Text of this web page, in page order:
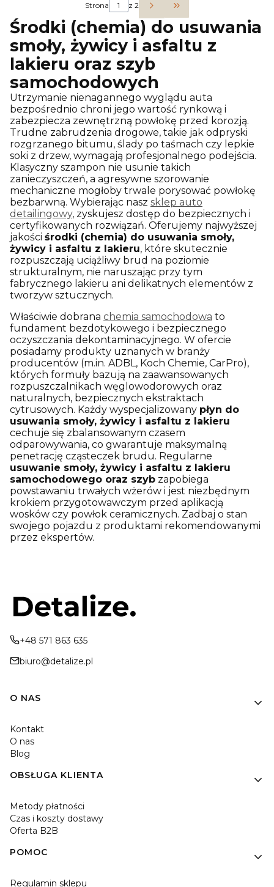
Strona z 2 Przejdź do ostatniej
Środki (chemia) do usuwania
smoły, żywicy i asfaltu z
lakieru oraz szyb
samochodowych
Utrzymanie nienagannego wyglądu auta
bezpośrednio chroni jego wartość rynkową i
zabezpiecza zewnętrzną powłokę przed korozją.
Trudne zabrudzenia drogowe, takie jak odpryski
rozgrzanego bitumu, ślady po taśmach czy lepkie
soki z drzew, wymagają profesjonalnego podejścia.
Klasyczny szampon nie usunie takich
zanieczyszczeń, a agresywne szorowanie
mechaniczne mogłoby trwale porysować powłokę
bezbarwną. Wybierając nasz sklep auto
detailingowy, zyskujesz dostęp do bezpiecznych i
certyfikowanych rozwiązań. Oferujemy najwyższej
jakości środki (chemia) do usuwania smoły,
żywicy i asfaltu z lakieru, które skutecznie
rozpuszczają uciążliwy brud na poziomie
strukturalnym, nie naruszając przy tym
fabrycznego lakieru ani delikatnych elementów z
tworzyw sztucznych.
Właściwie dobrana chemia samochodowa to
fundament bezdotykowego i bezpiecznego
oczyszczania dekontaminacyjnego. W ofercie
posiadamy produkty uznanych w branży
producentów (m.in. ADBL, Koch Chemie, CarPro),
których formuły bazują na zaawansowanych
rozpuszczalnikach węglowodorowych oraz
naturalnych, bezpiecznych ekstraktach
cytrusowych. Każdy wyspecjalizowany płyn do
usuwania smoły, żywicy i asfaltu z lakieru
cechuje się zbalansowanym czasem
odparowywania, co gwarantuje maksymalną
penetrację cząsteczek brudu. Regularne
usuwanie smoły, żywicy i asfaltu z lakieru
samochodowego oraz szyb zapobiega
powstawaniu trwałych wżerów i jest niezbędnym
krokiem przygotowawczym przed aplikacją
wosków czy powłok ceramicznych. Zadbaj o stan
swojego pojazdu z produktami rekomendowanymi
przez ekspertów.
+48 571 863 635
biuro@detalize.pl
Linki w stopce
O NAS
Kontakt
O nas
Blog
OBSŁUGA KLIENTA
Metody płatności
Czas i koszty dostawy
Oferta B2B
POMOC
Regulamin sklepu